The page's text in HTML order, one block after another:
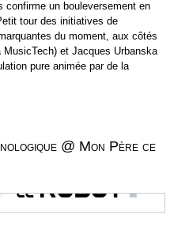
confirme un bouleversement en
tour des initiatives de
du moment, aux côtés
MusicTech) et Jacques Urbanska
pure animée par de la
@ Mon Père ce